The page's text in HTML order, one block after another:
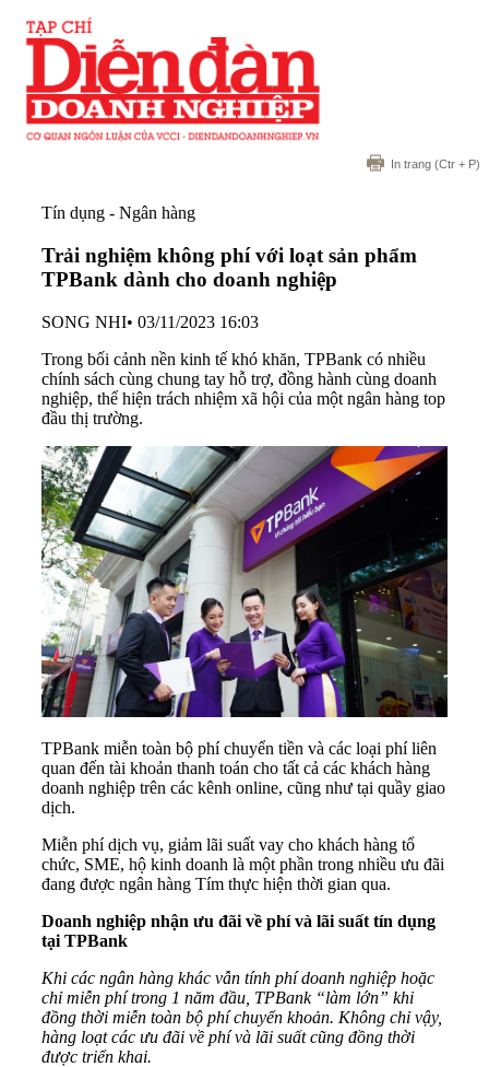
In trang (Ctr + P)
Tín dụng - Ngân hàng
Trải nghiệm không phí với loạt sản phẩm
TPBank dành cho doanh nghiệp
SONG NHI• 03/11/2023 16:03
Trong bối cảnh nền kinh tế khó khăn, TPBank có nhiều
chính sách cùng chung tay hỗ trợ, đồng hành cùng doanh
nghiệp, thể hiện trách nhiệm xã hội của một ngân hàng top
đầu thị trường.
TPBank miễn toàn bộ phí chuyển tiền và các loại phí liên
quan đến tài khoản thanh toán cho tất cả các khách hàng
doanh nghiệp trên các kênh online, cũng như tại quầy giao
dịch.
Miễn phí dịch vụ, giảm lãi suất vay cho khách hàng tổ
chức, SME, hộ kinh doanh là một phần trong nhiều ưu đãi
đang được ngân hàng Tím thực hiện thời gian qua.
Doanh nghiệp nhận ưu đãi về phí và lãi suất tín dụng
tại TPBank
Khi các ngân hàng khác vẫn tính phí doanh nghiệp hoặc
chỉ miễn phí trong 1 năm đầu, TPBank “làm lớn” khi
đồng thời miễn toàn bộ phí chuyển khoản. Không chỉ vậy,
hàng loạt các ưu đãi về phí và lãi suất cũng đồng thời
được triển khai.